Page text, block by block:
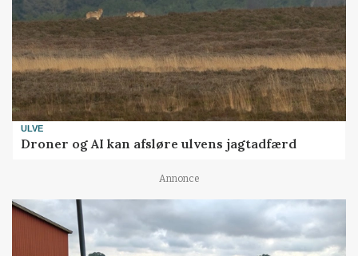
ULVE
Droner og AI kan afsløre ulvens jagtadfærd
Annonce